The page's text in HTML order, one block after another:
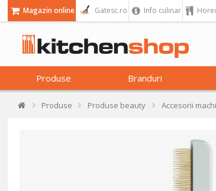
Magazin online Gatesc.ro Info culinar
Produse Branduri
Produse Produse beauty Accesorii